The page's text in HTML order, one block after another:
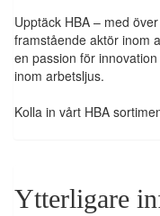
Upptäck HBA – med
framstående aktör inom
en passion för
inom arbetsljus.
Kolla in vårt HBA
Ytterligare